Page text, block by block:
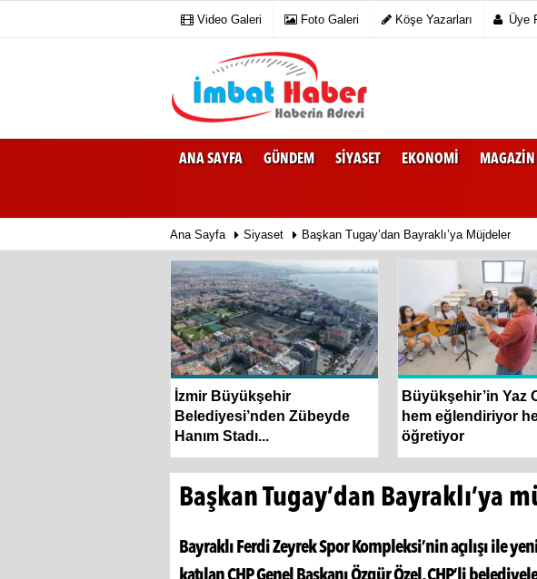
Video Galeri Foto Galeri Köşe Yazarları Üye
ANA SAYFA GÜNDEM SIYASET EKONOMI MAGAZIN
Ana Sayfa Siyaset Başkan Tugay’dan Bayraklı’ya Müjdeler
İzmir Büyükşehir
Belediyesi’nden Zübeyde
Hanım Stadı...
Büyükşehir’in Yaz
hem eğlendiriyor
öğretiyor
Başkan Tugay’dan Bayraklı’ya
Bayraklı Ferdi Zeyrek Spor Kompleksi’nin açılışı ile